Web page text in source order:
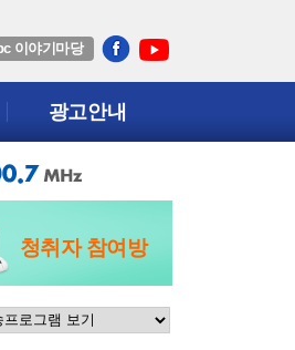
이야기마당
광고안내
청취자 참여방